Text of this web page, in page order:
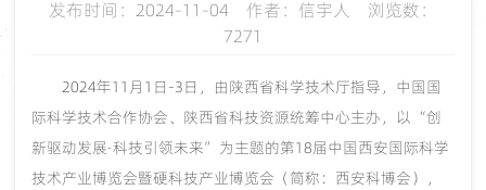
发布时间：2024-11-04 作者：信宇人 浏览数：
7271
2024年11月1日-3日，由陕西省科学技术厅指导，中国国
际科学技术合作协会、陕西省科技资源统筹中心主办，以“创
新驱动发展·科技引领未来”为主题的第18届中国西安国际科学
技术产业博览会暨硬科技产业博览会（简称：西安科博会），